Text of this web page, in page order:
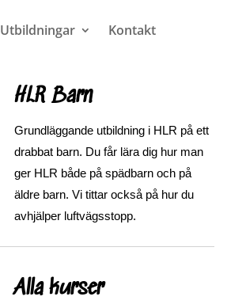
Utbildningar Kontakt
HLR Barn
Grundläggande utbildning i HLR på ett
drabbat barn. Du får lära dig hur man
ger HLR både på spädbarn och på
äldre barn. Vi tittar också på hur du
avhjälper luftvägsstopp.
Alla kurser